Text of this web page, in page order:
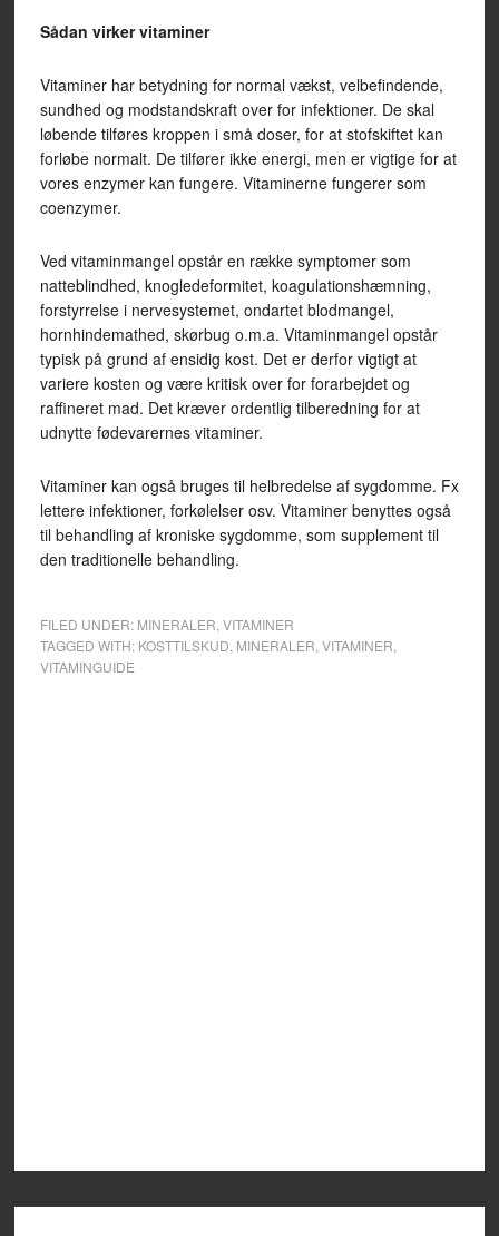
Sådan virker vitaminer
Vitaminer har betydning for normal vækst, velbefindende,
sundhed og modstandskraft over for infektioner. De skal
løbende tilføres kroppen i små doser, for at stofskiftet kan
forløbe normalt. De tilfører ikke energi, men er vigtige for at
vores enzymer kan fungere. Vitaminerne fungerer som
coenzymer.
Ved vitaminmangel opstår en række symptomer som
natteblindhed, knogledeformitet, koagulationshæmning,
forstyrrelse i nervesystemet, ondartet blodmangel,
hornhindemathed, skørbug o.m.a. Vitaminmangel opstår
typisk på grund af ensidig kost. Det er derfor vigtigt at
variere kosten og være kritisk over for forarbejdet og
raffineret mad. Det kræver ordentlig tilberedning for at
udnytte fødevarernes vitaminer.
Vitaminer kan også bruges til helbredelse af sygdomme. Fx
lettere infektioner, forkølelser osv. Vitaminer benyttes også
til behandling af kroniske sygdomme, som supplement til
den traditionelle behandling.
FILED UNDER: MINERALER VITAMINER
TAGGED WITH: KOSTTILSKUD MINERALER VITAMINER
VITAMINGUIDE